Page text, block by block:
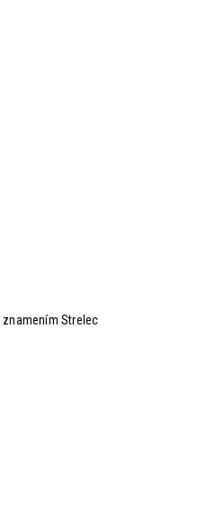
znamením Strelec